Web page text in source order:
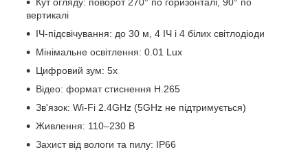
вертикалі
ІЧ-підсвічування: до 30 м, 4 ІЧ і 4 білих світлодіоди
Мінімальне освітлення: 0.01 Lux
Цифровий зум: 5x
Відео: формат стиснення H.265
Зв'язок: Wi-Fi 2.4GHz (5GHz не підтримується)
Живлення: 110–230 В
Захист від вологи та пилу: IP66